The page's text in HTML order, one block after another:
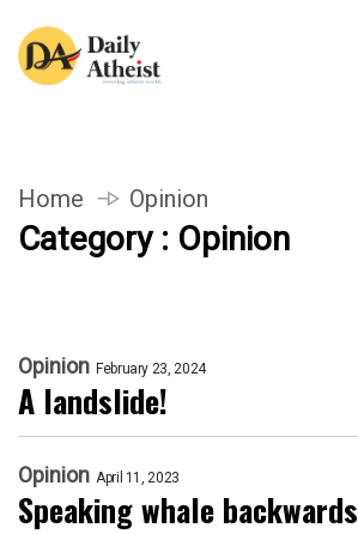
Home Opinion
Category : Opinion
Opinion February 23, 2024
A landslide!
Opinion April 11, 2023
Speaking whale backwards